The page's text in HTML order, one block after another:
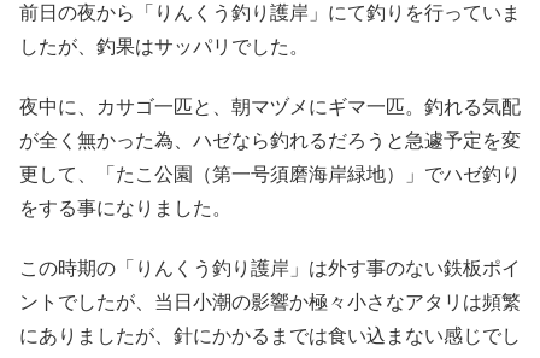
前日の夜から「りんくう釣り護岸」にて釣りを行っていま
したが、釣果はサッパリでした。
夜中に、カサゴ一匹と、朝マヅメにギマ一匹。釣れる気配
が全く無かった為、ハゼなら釣れるだろうと急遽予定を変
更して、「たこ公園（第一号須磨海岸緑地）」でハゼ釣り
をする事になりました。
この時期の「りんくう釣り護岸」は外す事のない鉄板ポイ
ントでしたが、当日小潮の影響か極々小さなアタリは頻繁
にありましたが、針にかかるまでは食い込まない感じでし